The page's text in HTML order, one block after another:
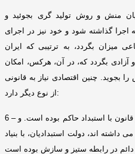
منش و روش تولید گری بجوئید و
اجرا گذاشته شود و خود نیز در اجرای
میزان بگردد، به ترتیبی که ایران
بگردد که، در آن، هرکس، امکان
را بجوید
چنین اقتصادی نیاز به قانونی
از نوع دیگر دارد :
6 – با استبداد حاکم بوده است. و
اند، دولت استبدادیان، با بنیاد
دائم در رابطه ستیز و سازش بوده است